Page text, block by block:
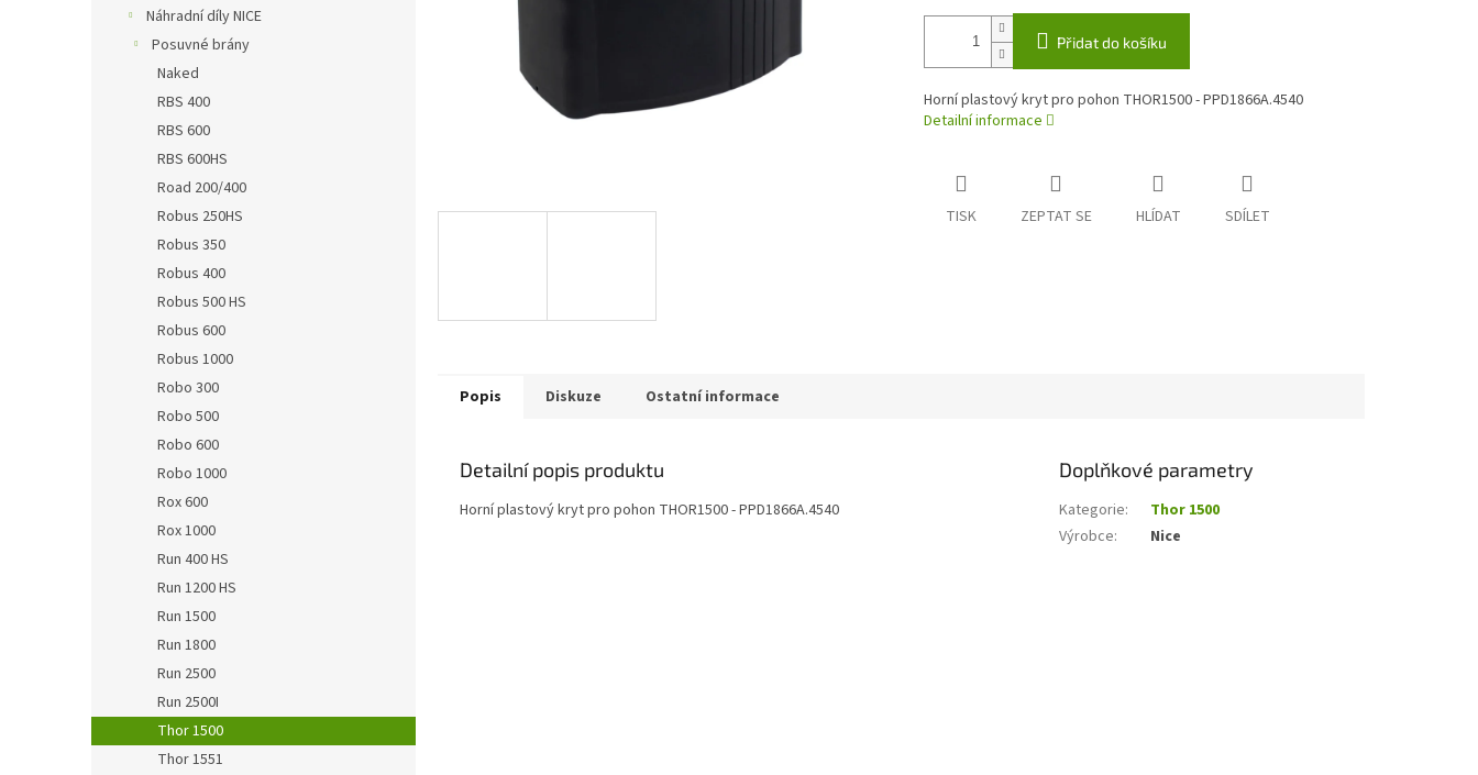
Náhradní díly NICE
Posuvné brány
Naked
RBS 400
RBS 600
RBS 600HS
Road 200/400
Robus 250HS
Robus 350
Robus 400
Robus 500 HS
Robus 600
Robus 1000
Robo 300
Robo 500
Robo 600
Robo 1000
Rox 600
Rox 1000
Run 400 HS
Run 1200 HS
Run 1500
Run 1800
Run 2500
Run 2500I
Thor 1500
Thor 1551
Přidat do košíku
Horní plastový kryt pro pohon THOR1500 - PPD1866A.4540
Detailní informace
TISK ZEPTAT SE HLÍDAT SDÍLET
Popis Diskuze Ostatní informace
Detailní popis produktu
Horní plastový kryt pro pohon THOR1500 - PPD1866A.4540
Doplňkové parametry
Kategorie:
Thor 1500
Výrobce: Nice